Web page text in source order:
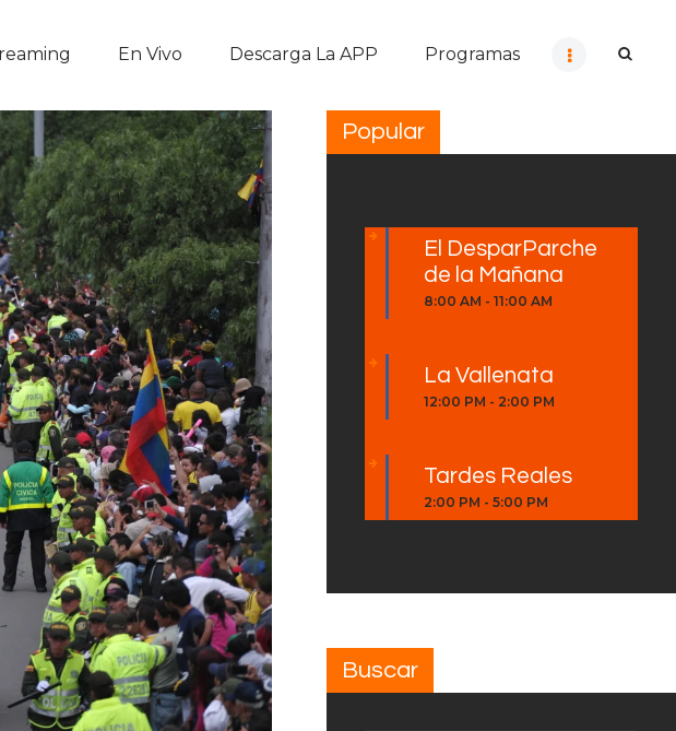
En Vivo Descarga La APP Programas
Popular
El DesparParche
de la Mañana
8:00 AM -11:00 AM
La Vallenata
12:00 PM - 2:00 PM
Tardes Reales
2:00 PM -5:00 PM
Buscar